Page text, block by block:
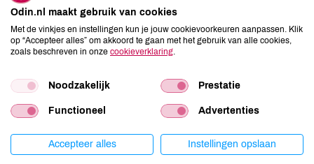
Ingrediënten
INCI: Sulfated Castor Oil, Glycerin, Picea Abies Leaf Oil, Alcohol,
Oil, Parfum*, Geraniol*, Linalool*, CI 75810.
Aardnoten
onbekend
Odin.nl maakt gebruik van cookies
Met de vinkjes en instellingen kun je jouw cookievoorkeuren aanpassen. Klik
op “Accepteer alles” om akkoord te gaan met het gebruik van alle cookies,
zoals beschreven in onze cookieverklaring
Noodzakelijk Prestatie
Functioneel Advertenties
Accepteer alles Instellingen opslaan